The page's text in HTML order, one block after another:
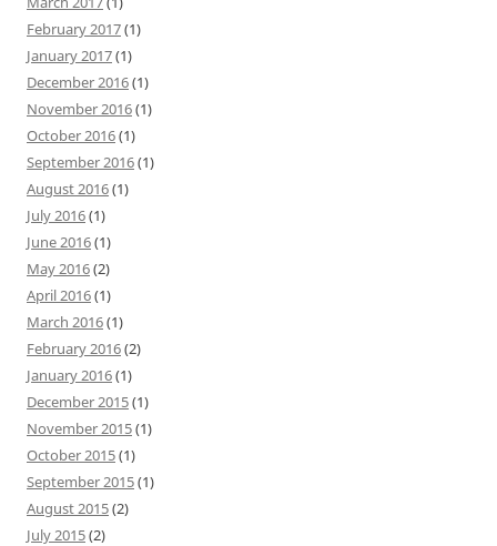
February 2017(1)
January 2017(1)
December 2016(1)
November 2016(1)
October 2016(1)
September 2016(1)
August 2016(1)
July 2016(1)
June 2016(1)
May 2016(2)
April 2016(1)
March 2016(1)
February 2016(2)
January 2016(1)
December 2015(1)
November 2015(1)
October 2015(1)
September 2015(1)
August 2015(2)
July 2015(2)